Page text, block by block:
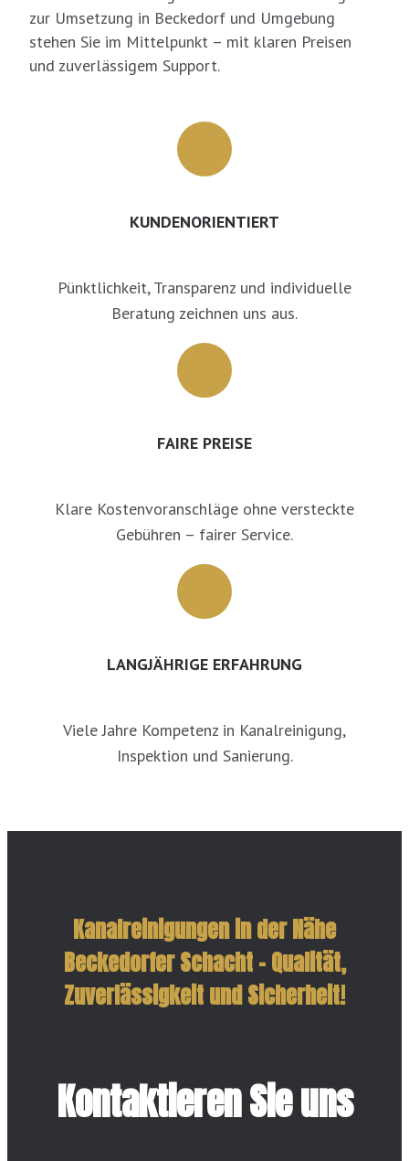
zur Umsetzung in Beckedorf und Umgebung
stehen Sie im Mittelpunkt – mit klaren Preisen
und zuverlässigem Support.
KUNDENORIENTIERT
Pünktlichkeit, Transparenz und individuelle
Beratung zeichnen uns aus.
FAIRE PREISE
Klare Kostenvoranschläge ohne versteckte
Gebühren – fairer Service.
LANGJÄHRIGE ERFAHRUNG
Viele Jahre Kompetenz in Kanalreinigung,
Inspektion und Sanierung.
Kanalreinigungen in der Nähe
Beckedorfer Schacht – Qualität,
Zuverlässigkeit und Sicherheit!
Kontaktieren Sie uns